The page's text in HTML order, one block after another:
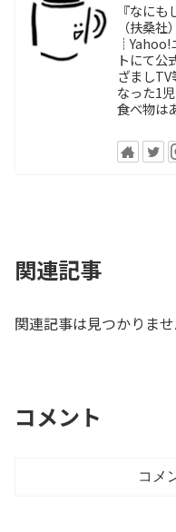
『なに
（扶桑
┊Yahoo!
トにて
ざまし
なった1
食べ物は
関連記事
関連記事は見つかりませ
コメント
コメ